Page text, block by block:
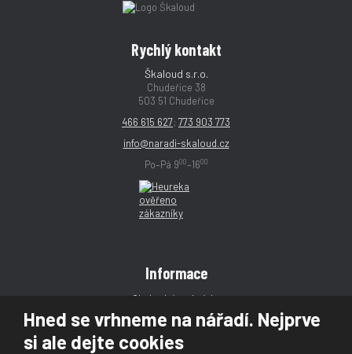
Hned se vrhneme na nářadí. Nejprve
si ale dejte cookies
Rychlý kontakt
Škaloud s.r.o.
Chudeřice 38
503 51 Chudeřice
466 615 627; 773 903 773
info@naradi-skaloud.cz
Po–Pá 900–1600
Informace
Obchodní podmínky
Reklamace
Magazín